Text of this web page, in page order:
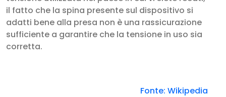
il fatto che la spina presente sul dispositivo si
adatti bene alla presa non è una rassicurazione
sufficiente a garantire che la tensione in uso sia
corretta.
Fonte: Wikipedia